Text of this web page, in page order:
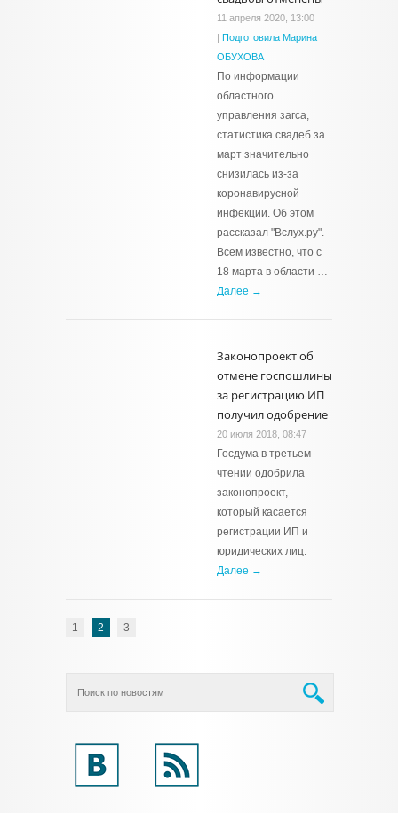
11 апреля 2020, 13:00
| Подготовила Марина
ОБУХОВА
По информации
областного
управления загса,
статистика свадеб за
март значительно
снизилась из-за
коронавирусной
инфекции. Об этом
рассказал "Вслух.ру".
Всем известно, что с
18 марта в области …
Далее →
Законопроект об
отмене госпошлины
за регистрацию ИП
получил одобрение
20 июля 2018, 08:47
Госдума в третьем
чтении одобрила
законопроект,
который касается
регистрации ИП и
юридических лиц.
Далее →
1 2 3